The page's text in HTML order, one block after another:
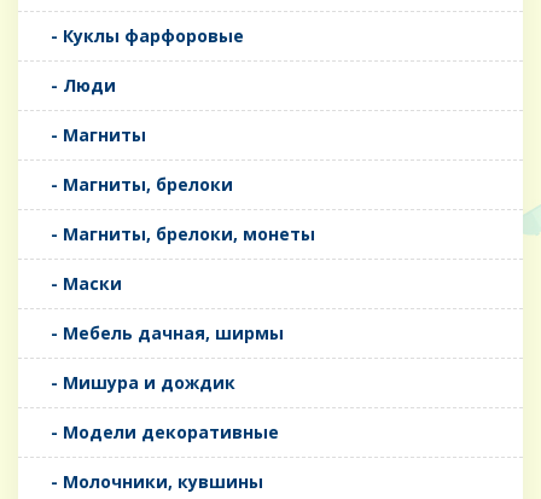
- Куклы фарфоровые
- Люди
- Магниты
- Магниты, брелоки
- Магниты, брелоки, монеты
- Маски
- Мебель дачная, ширмы
- Мишура и дождик
- Модели декоративные
- Молочники, кувшины